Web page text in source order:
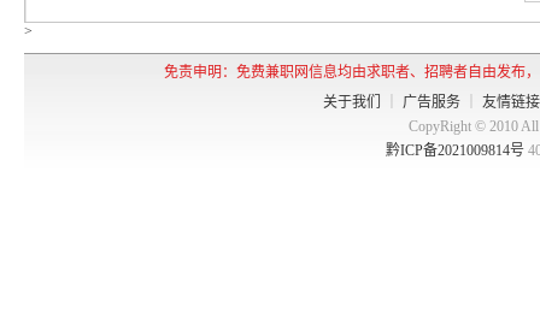
>
免责申明：免费兼职网信息均由求职者、招聘者自由发布
关于我们
广告服务
友情链接
CopyRight © 2010
黔ICP备2021009814号